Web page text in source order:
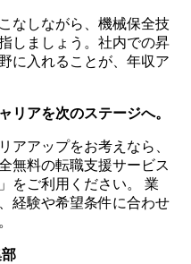
なしながら、機械保全技
しましょう。社内での昇
に入れることが、年収ア
リアを次のステージへ。
アアップをお考えなら、
無料の転職支援サービス
」をご利用ください。 業
経験や希望条件に合わせ